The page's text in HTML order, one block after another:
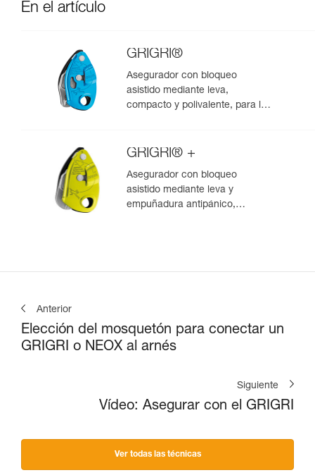
En el artículo
GRIGRI®
Asegurador con bloqueo
asistido mediante leva,
compacto y polivalente, para la
GRIGRI® +
Asegurador con bloqueo
asistido mediante leva y
empuñadura antipánico,
Anterior
Elección del mosquetón para conectar un
GRIGRI o NEOX al arnés
Siguiente
Vídeo: Asegurar con el GRIGRI
Ver todas las técnicas